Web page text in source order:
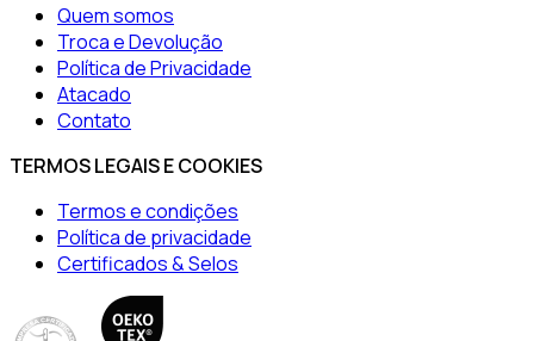
Quem somos
Troca e Devolução
Política de Privacidade
Atacado
Contato
TERMOS LEGAIS E COOKIES
Termos e condições
Política de privacidade
Certificados & Selos